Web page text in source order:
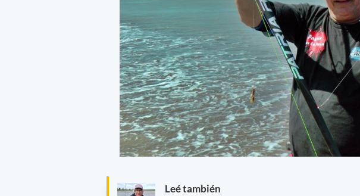
Leé también